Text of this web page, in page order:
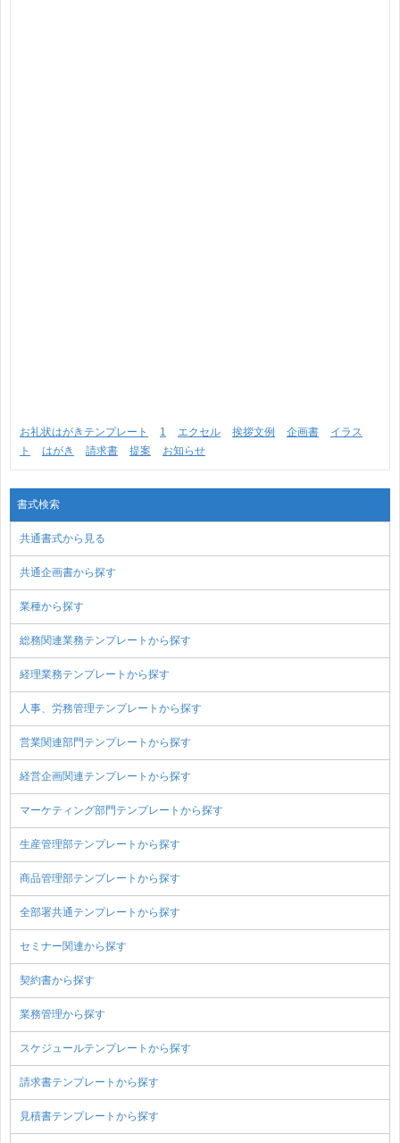
お礼状はがきテンプレート 1 エクセル 挨拶文例 企画書
イラス
ト
はがき 請求書 提案 お知らせ
書式検索
共通書式から見る
共通企画書から探す
業種から探す
総務関連業務テンプレートから探す
経理業務テンプレートから探す
人事、労務管理テンプレートから探す
営業関連部門テンプレートから探す
経営企画関連テンプレートから探す
マーケティング部門テンプレートから探す
生産管理部テンプレートから探す
商品管理部テンプレートから探す
全部署共通テンプレートから探す
セミナー関連から探す
契約書から探す
業務管理から探す
スケジュールテンプレートから探す
請求書テンプレートから探す
見積書テンプレートから探す